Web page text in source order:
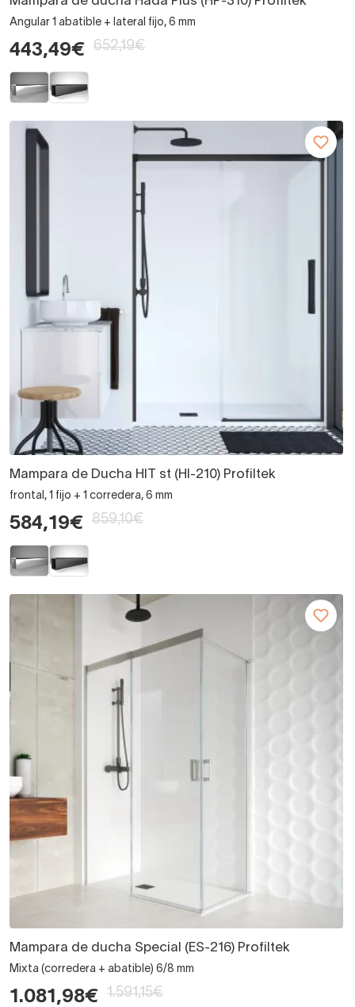
Angular 1 abatible + lateral fijo, 6 mm
443,49€ 652,19€
Mampara de Ducha HIT st (HI-210) Profiltek
frontal, 1 fijo + 1 corredera, 6 mm
584,19€ 859,10€
Mampara de ducha Special (ES-216) Profiltek
Mixta (corredera + abatible) 6/8 mm
1.081,98€ 1.591,15€